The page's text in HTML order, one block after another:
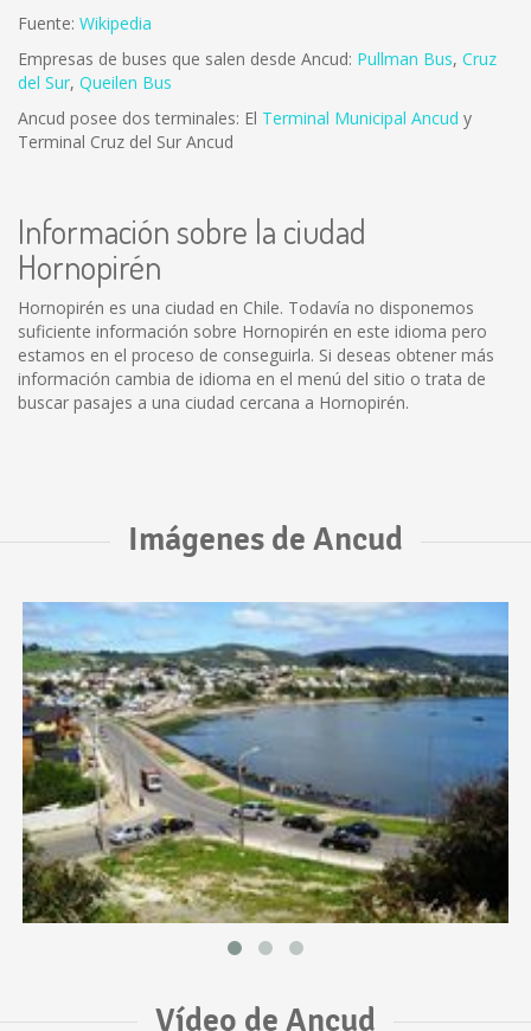
Fuente: Wikipedia
Empresas de buses que salen desde Ancud: Pullman Bus, Cruz
del Sur, Queilen Bus
Ancud posee dos terminales: El Terminal Municipal Ancud y
Terminal Cruz del Sur Ancud
Información sobre la ciudad
Hornopirén
Hornopirén es una ciudad en Chile. Todavía no disponemos
suficiente información sobre Hornopirén en este idioma pero
estamos en el proceso de conseguirla. Si deseas obtener más
información cambia de idioma en el menú del sitio o trata de
buscar pasajes a una ciudad cercana a Hornopirén.
Imágenes de Ancud
Vídeo de Ancud